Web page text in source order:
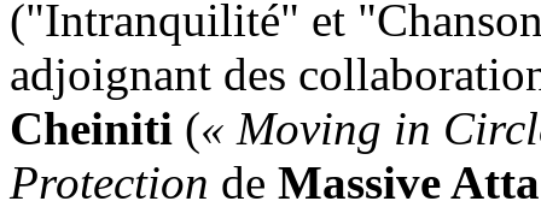
("Intranquilité" et
adjoignant des
Cheiniti (« Moving in
Protection de Massive